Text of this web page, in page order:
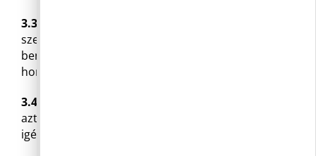
3.3
szervezeti egységénél igényelhető és
benyújtható, valamint az önkormányzat
honlapjáról (www.pilisborosjeno.hu) is letölthető.
3.4
azt nem az igénybejelentő lap kitöltésével
igényelték.